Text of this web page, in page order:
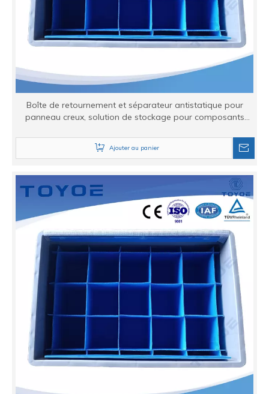
Boîte de retournement et séparateur antistatique pour
panneau creux, solution de stockage pour composants
Ajouter au panier